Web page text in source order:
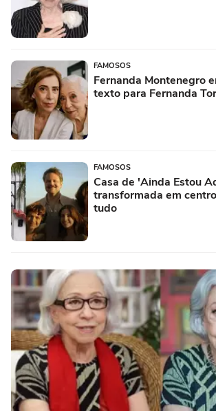
FAMOSOS
Fernanda Montenegro
texto para Fernanda
FAMOSOS
Casa de 'Ainda Estou
transformada em
tudo